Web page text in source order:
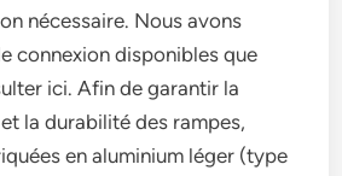
nécessaire. Nous avons
connexion disponibles que
ici. Afin de garantir la
la durabilité des rampes,
en aluminium léger (type